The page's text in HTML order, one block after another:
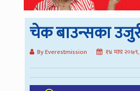
चेक बाउन्सका
By Everestmission १४ माघ